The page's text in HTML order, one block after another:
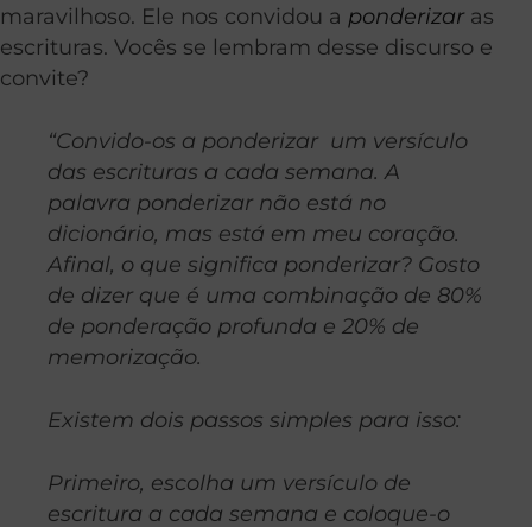
maravilhoso. Ele nos convidou a ponderizar as
escrituras. Vocês se lembram desse discurso e
convite?
“Convido-os a ponderizar um versículo
das escrituras a cada semana. A
palavra ponderizar não está no
dicionário, mas está em meu coração.
Afinal, o que significa ponderizar? Gosto
de dizer que é uma combinação de 80%
de ponderação profunda e 20% de
memorização.
Existem dois passos simples para isso:
Primeiro, escolha um versículo de
escritura a cada semana e coloque-o